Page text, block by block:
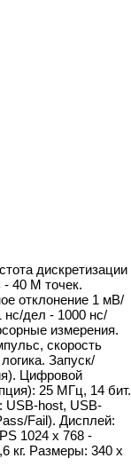
дискретизации
40 М точек.
отклонение 1 мВ/
нс/дел - 1000 нс/
измерения.
скорость
Запуск/
Цифровой
25 МГц, 14 бит.
USB-host, USB-
Fail). Дисплей:
1024 x 768 -
кг. Размеры: 340 x